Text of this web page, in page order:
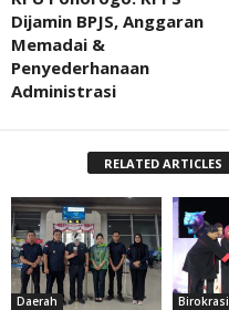
Dijamin BPJS, Anggaran
Memadai &
Penyederhanaan
Administrasi
RELATED ARTICLES
Daerah Birokrasi